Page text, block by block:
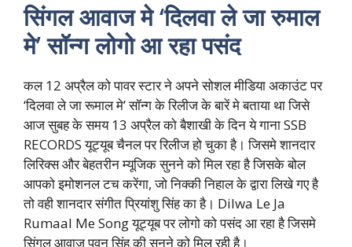
सिंगल आवाज मे ‘दिलवा ले जा रुमाल
मे’ सॉन्ग लोगो आ रहा पसंद
कल 12 अप्रैल को पावर स्टार ने अपने सोशल मीडिया अकाउंट पर
‘दिलवा ले जा रूमाल मे’ सॉन्ग के रिलीज के बारें मे बताया था जिसे
आज सुबह के समय 13 अप्रैल को बैशाखी के दिन ये गाना SSB
RECORDS यूट्यूब चैनल पर रिलीज हो चुका है। जिसमे शानदार
लिरिक्स और बेहतरीन म्यूजिक सुनने को मिल रहा है जिसके बोल
आपको इमोशनल टच करेंगा, जो निक्की निहाल के द्वारा लिखे गए है
तो वही शानदार संगीत प्रियांशु सिंह का है। Dilwa Le Ja
Rumaal Me Song यूट्यूब पर लोगो को पसंद आ रहा है जिसमे
सिंगल आवाज़ पवन सिंह की सुनने को मिल रही है।